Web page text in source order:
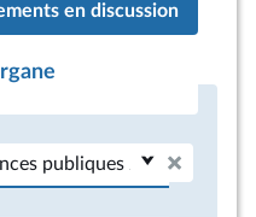
en discussion